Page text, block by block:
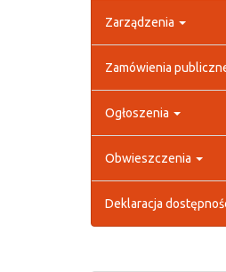
Zarządzenia
Zamówienia
Ogłoszenia
Obwieszczenia
Deklaracja